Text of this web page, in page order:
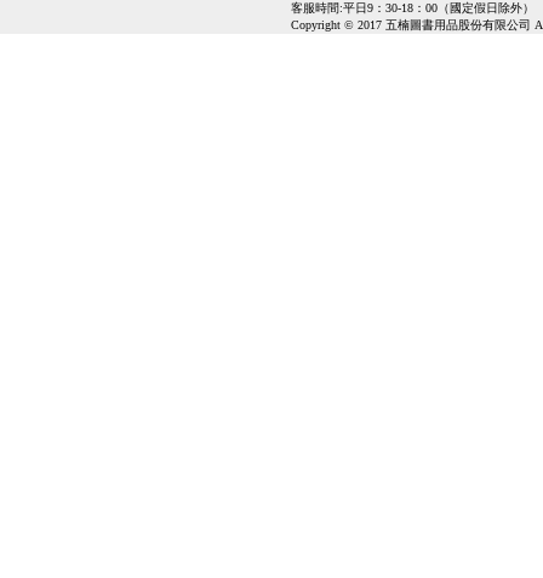
客服時間:平日9：30-18：00（國定假日除外）
Copyright © 2017 五楠圖書用品股份有限公司